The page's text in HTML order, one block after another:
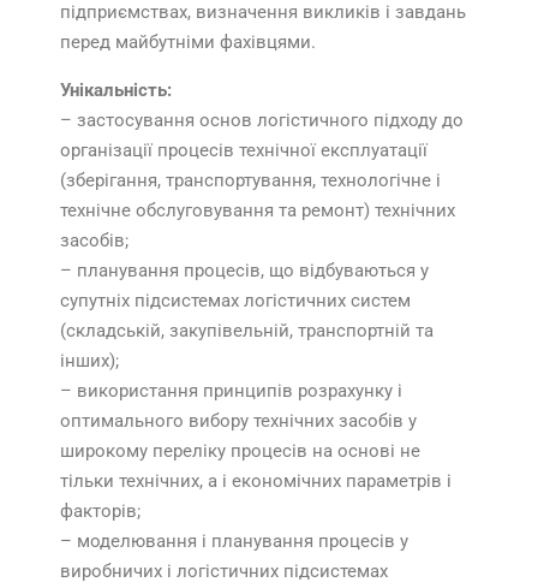
підприємствах, визначення викликів і завдань
перед майбутніми фахівцями.
Унікальність:
– застосування основ логістичного підходу до
організації процесів технічної експлуатації
(зберігання, транспортування, технологічне і
технічне обслуговування та ремонт) технічних
засобів;
– планування процесів, що відбуваються у
супутніх підсистемах логістичних систем
(складській, закупівельній, транспортній та
інших);
– використання принципів розрахунку і
оптимального вибору технічних засобів у
широкому переліку процесів на основі не
тільки технічних, а і економічних параметрів і
факторів;
– моделювання і планування процесів у
виробничих і логістичних підсистемах